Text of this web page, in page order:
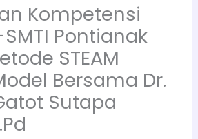
Kompetensi
Pontianak
STEAM
Bersama Dr.
Sutapa